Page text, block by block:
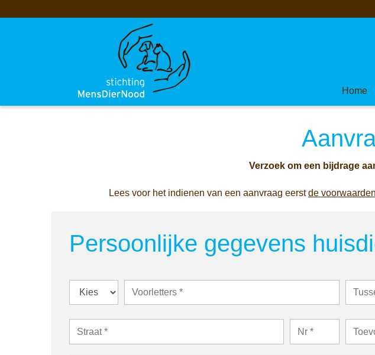
Home
Verzoek om een bijdrage
Lees voor het indienen van een aanvraag eerstde voorwaarden
Persoonlijke gegevens
Meer informatie
Onze begunstigers